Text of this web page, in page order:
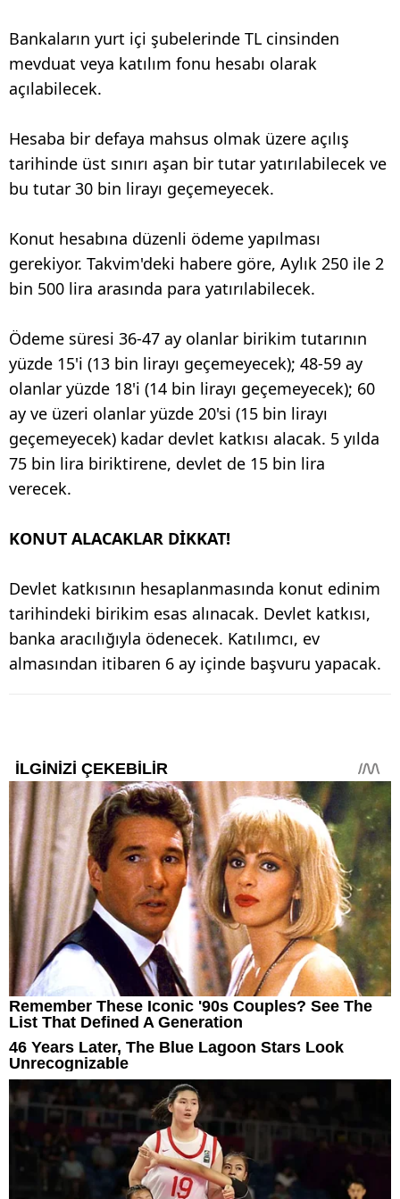
Bankaların yurt içi şubelerinde TL cinsinden
mevduat veya katılım fonu hesabı olarak
açılabilecek.
Hesaba bir defaya mahsus olmak üzere açılış
tarihinde üst sınırı aşan bir tutar yatırılabilecek ve
bu tutar 30 bin lirayı geçemeyecek.
Konut hesabına düzenli ödeme yapılması
gerekiyor. Takvim'deki habere göre, Aylık 250 ile 2
bin 500 lira arasında para yatırılabilecek.
Ödeme süresi 36-47 ay olanlar birikim tutarının
yüzde 15'i (13 bin lirayı geçemeyecek); 48-59 ay
olanlar yüzde 18'i (14 bin lirayı geçemeyecek); 60
ay ve üzeri olanlar yüzde 20'si (15 bin lirayı
geçemeyecek) kadar devlet katkısı alacak. 5 yılda
75 bin lira biriktirene, devlet de 15 bin lira
verecek.
KONUT ALACAKLAR DİKKAT!
Devlet katkısının hesaplanmasında konut edinim
tarihindeki birikim esas alınacak. Devlet katkısı,
banka aracılığıyla ödenecek. Katılımcı, ev
almasından itibaren 6 ay içinde başvuru yapacak.